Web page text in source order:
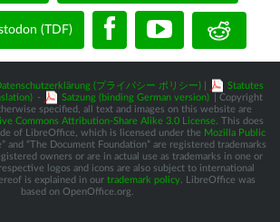
(TDF)
(プライバシー ポリシー)
Statutes
- Satzung (binding German version)
| Copyright
specified, all text and images on this website are
Commons Attribution-Share Alike 3.0 License. This does
of LibreOffice, which is licensed under the Mozilla Public
and “The Document Foundation” are registered trademarks
owners or are in actual use as trademarks in one or
logos and icons are also subject to international
is explained in our trademark policy. LibreOffice was
based on OpenOffice.org.